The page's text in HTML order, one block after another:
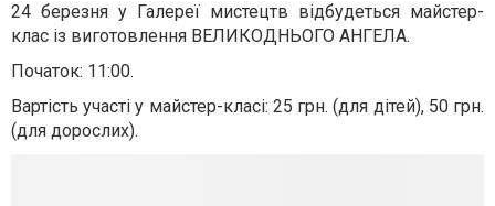
24 березня у Галереї мистецтв відбудеться майстер-
клас із виготовлення ВЕЛИКОДНЬОГО АНГЕЛА.
Початок: 11:00.
Вартість участі у майстер-класі: 25 грн. (для дітей), 50 грн.
(для дорослих).